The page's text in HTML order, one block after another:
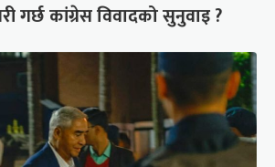
गर्छ कांग्रेस विवादको सुनुवाइ ?